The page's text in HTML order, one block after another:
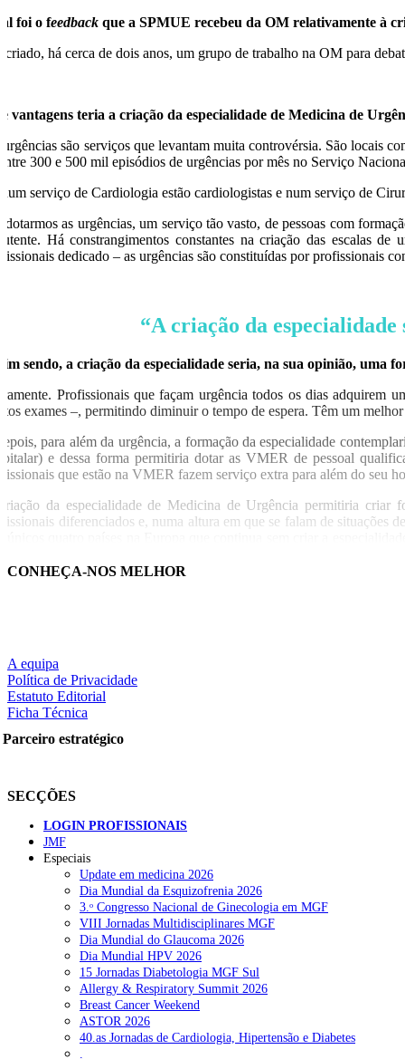
foi o feedbackque a SPMUE recebeu da OM relativamente à
criado, há cerca de dois anos, um grupo de trabalho na OM para
vantagens teria a criação da especialidade de Medicina de
são serviços que levantam muita controvérsia. São locais
300 e 500 mil episódios de urgências por mês no Serviço
serviço de Cardiologia estão cardiologistas e num serviço de
as urgências, um serviço tão vasto, de pessoas com
Há constrangimentos constantes na criação das escalas
dedicado – as urgências são constituídas por profissionais
“A criação da
sendo, a criação da especialidade seria, na sua opinião, uma
Profissionais que façam urgência todos os dias adquirem
exames –, permitindo diminuir o tempo de espera. Têm um melhor
para além da urgência, a formação da especialidade
e dessa forma permitiria dotar as VMER de pessoal
que estão na VMER fazem serviço extra para além do seu
da especialidade de Medicina de Urgência permitiria criar
diferenciados e, numa altura em que se falam de situações
nas redes sociais:
RECENTES
Sindicato diz que nova carreira de médicos dentistas reforça
Mais de 400 utentes beneficiaram de comparticipação reforçada
Sindicato acusa ULS São João de negar direitos de parentalidade
CONHEÇA-NOS MELHOR
A equipa
Política de Privacidade
Estatuto Editorial
Ficha Técnica
Parceiro estratégico
SECÇÕES
LOGIN PROFISSIONAIS
JMF
Especiais
Update em medicina 2026
Dia Mundial da Esquizofrenia 2026
3.ᵒ Congresso Nacional de Ginecologia em MGF
VIII Jornadas Multidisciplinares MGF
Dia Mundial do Glaucoma 2026
Dia Mundial HPV 2026
15 Jornadas Diabetologia MGF Sul
Allergy & Respiratory Summit 2026
Breast Cancer Weekend
ASTOR 2026
40.as Jornadas de Cardiologia, Hipertensão e Diabetes
.